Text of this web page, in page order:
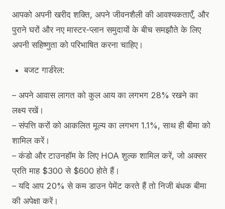
आपको अपनी खरीद शक्ति, अपने जीवनशैली की आवश्यकताएँ, और
पुराने घरों और नए मास्टर-प्लान समुदायों के बीच समझौते के लिए
अपनी सहिष्णुता को परिभाषित करना चाहिए।
बजट गार्डरेल:
– अपने आवास लागत को कुल आय का लगभग 28% रखने का
लक्ष्य रखें।
– संपत्ति करों को आकलित मूल्य का लगभग 1.1%, साथ ही बीमा को
शामिल करें।
– कंडो और टाउनहॉम के लिए HOA शुल्क शामिल करें, जो अक्सर
प्रति माह $300 से $600 होते हैं।
– यदि आप 20% से कम डाउन पेमेंट करते हैं तो निजी बंधक बीमा
की अपेक्षा करें।